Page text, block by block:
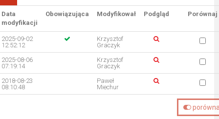
Data
modyfikacji
Obowiązująca Modyfikował Podgląd Porównaj
2025-09-02
12:52:12
Krzysztof
Graczyk
2025-08-06
07:19:14
Krzysztof
Graczyk
2018-08-23
08:10:48
Paweł
Miechur